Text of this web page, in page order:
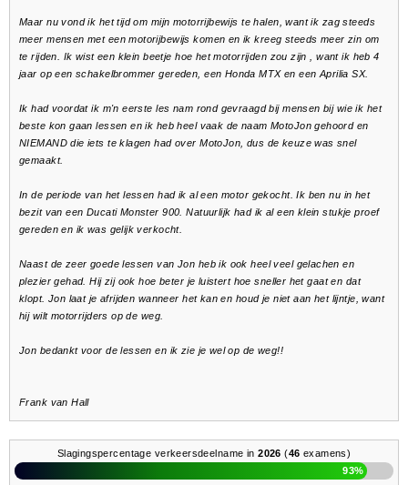
Maar nu vond ik het tijd om mijn motorrijbewijs te halen, want ik zag steeds
meer mensen met een motorijbewijs komen en ik kreeg steeds meer zin om
te rijden. Ik wist een klein beetje hoe het motorrijden zou zijn , want ik heb 4
jaar op een schakelbrommer gereden, een Honda MTX en een Aprilia SX.
Ik had voordat ik m'n eerste les nam rond gevraagd bij mensen bij wie ik het
beste kon gaan lessen en ik heb heel vaak de naam MotoJon gehoord en
NIEMAND die iets te klagen had over MotoJon, dus de keuze was snel
gemaakt.
In de periode van het lessen had ik al een motor gekocht. Ik ben nu in het
bezit van een Ducati Monster 900. Natuurlijk had ik al een klein stukje proef
gereden en ik was gelijk verkocht.
Naast de zeer goede lessen van Jon heb ik ook heel veel gelachen en
plezier gehad. Hij zij ook hoe beter je luistert hoe sneller het gaat en dat
klopt. Jon laat je afrijden wanneer het kan en houd je niet aan het lijntje, want
hij wilt motorrijders op de weg.
Jon bedankt voor de lessen en ik zie je wel op de weg!!
Frank van Hall
Slagingspercentage verkeersdeelname in2026 (46 examens)
93%